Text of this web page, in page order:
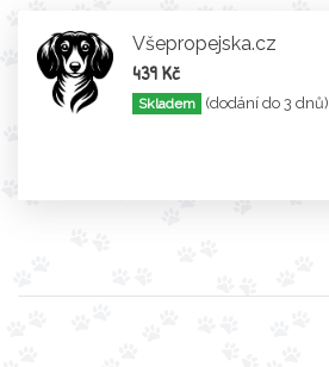
Všepropejska.cz
439 Kč
Skladem (dodání do 3 dnů)